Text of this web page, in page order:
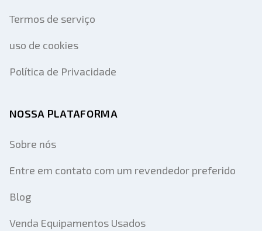
Termos de serviço
uso de cookies
Política de Privacidade
NOSSA PLATAFORMA
Sobre nós
Entre em contato com um revendedor preferido
Blog
Venda Equipamentos Usados